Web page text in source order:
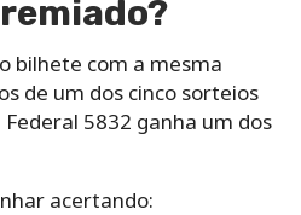
bilhete com a mesma
de um dos cinco sorteios
5832 ganha um dos
acertando: